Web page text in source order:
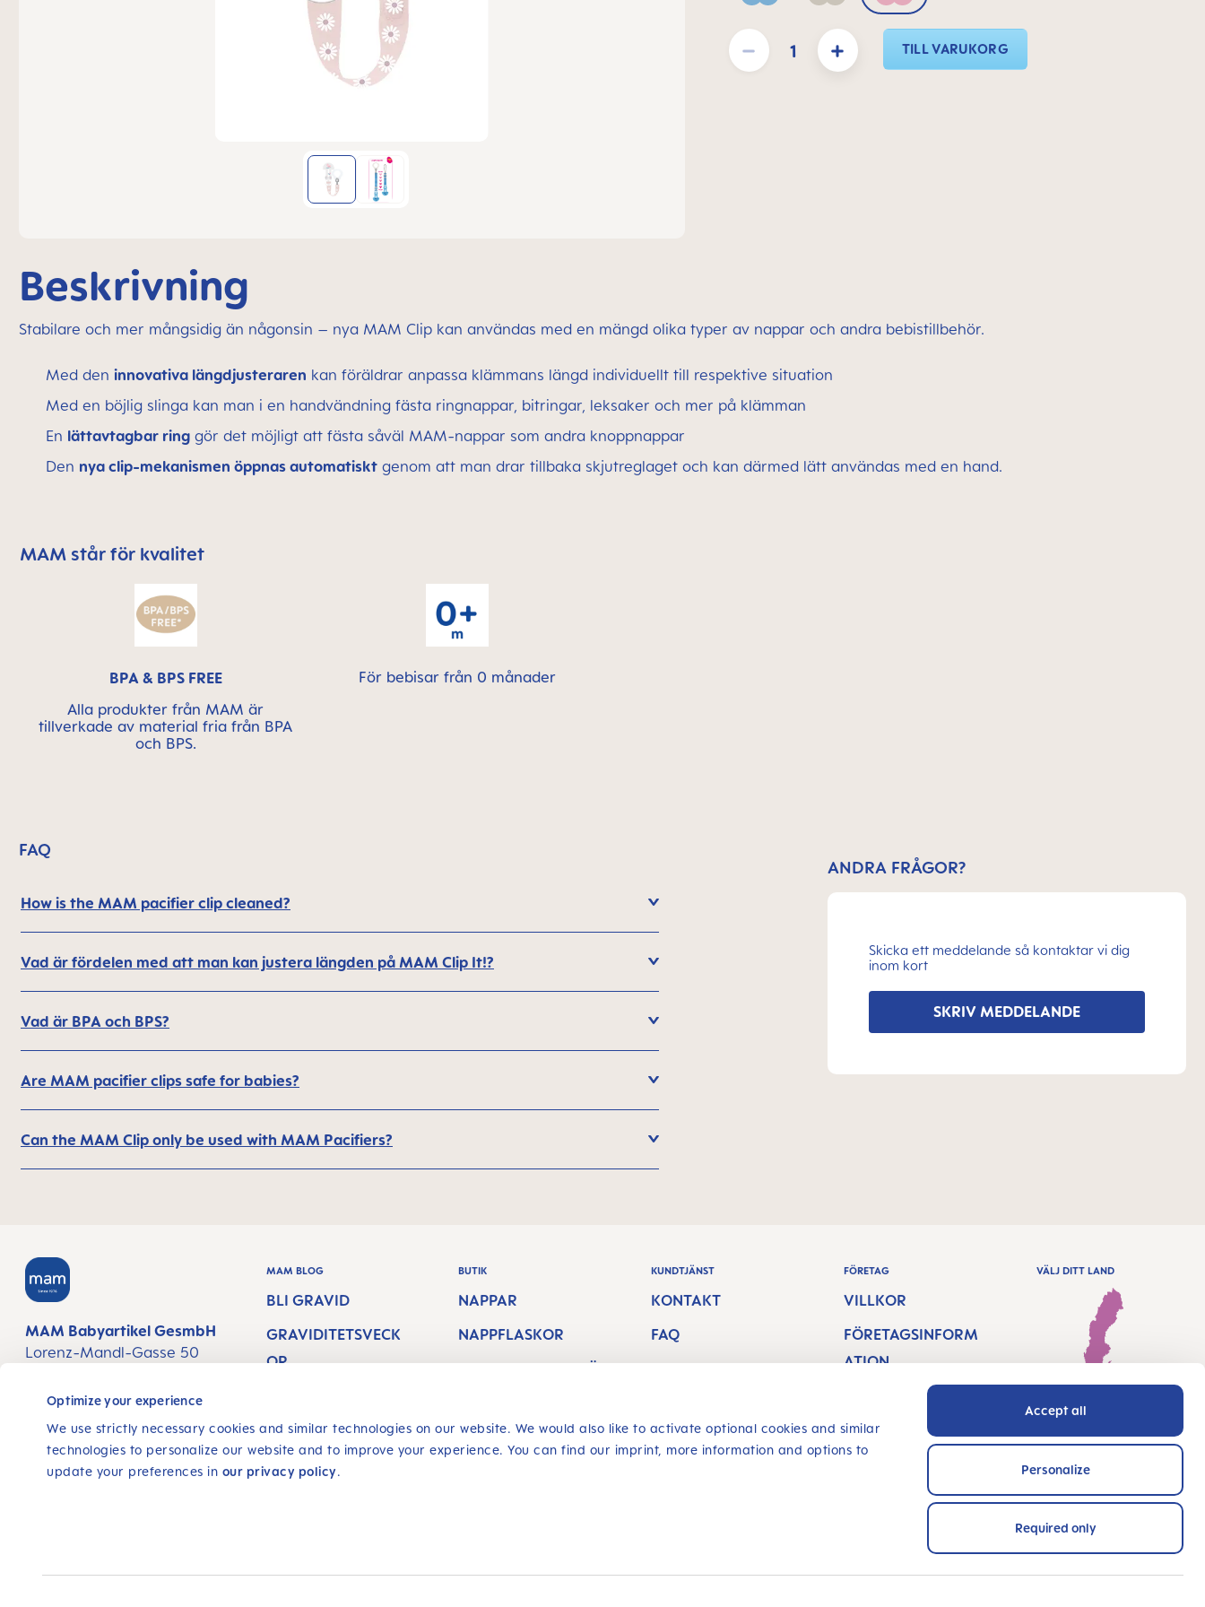
Optimize your experience
We use strictly necessary cookies and similar technologies on our website. We would also like to activate optional cookies and similar
technologies to personalize our website and to improve your experience. You can find our imprint, more information and options to
update your preferences in our privacy policy.
Accept all
Personalize
Required only
Blue Neutral Pink
Produktkvantitet: Ange önskat belopp eller använd knapparna för att öka eller minska
TILL VARUKORG
Beskrivning
Stabilare och mer mångsidig än någonsin – nya MAM Clip kan användas med en mängd olika typer av nappar och andra bebistillbehör.
Med den innovativa längdjusteraren kan föräldrar anpassa klämmans längd individuellt till respektive situation
Med en böjlig slinga kan man i en handvändning fästa ringnappar, bitringar, leksaker och mer på klämman
En lättavtagbar ring gör det möjligt att fästa såväl MAM-nappar som andra knoppnappar
Den nya clip-mekanismen öppnas automatiskt genom att man drar tillbaka skjutreglaget och kan därmed lätt användas med en hand.
Skip MAM Means Quality Icon Bar
MAM står för kvalitet
BPA & BPS FREE
Alla produkter från MAM är
tillverkade av material fria från BPA
och BPS.
För bebisar från 0 månader
FAQ
How is the MAM pacifier clip cleaned?
Vad är fördelen med att man kan justera längden på MAM Clip It!?
Vad är BPA och BPS?
Are MAM pacifier clips safe for babies?
Can the MAM Clip only be used with MAM Pacifiers?
ANDRA FRÅGOR?
Skicka ett meddelande så kontaktar vi dig
inom kort
SKRIV MEDDELANDE
MAM Babyartikel GesmbH
Lorenz-Mandl-Gasse 50
Austria
FÖLJ OSS
FACEBOOK
INSTAGRAM
YOUTUBE
MAM BLOG
BLI GRAVID
GRAVIDITETSVECK
OR
AMNINGSTIPS
BUTIK
NAPPAR
NAPPFLASKOR
AMNINGSTILLBEHÖ
BITRINGAR &
TANDBORSTAR
KUNDTJÄNST
KONTAKT
FAQ
FRAKTAVGIFT
Återkalla ett
FÖRETAG
VILLKOR
FÖRETAGSINFORM
ATION
DATASÄKERHET
TILLGÄNGLIGHETSF
ÖRKLARING
INNOVERA MED
VÄLJ DITT LAND
Realiserad med Shopware
SÄKER SHOPPING BETALNINGSMETODER